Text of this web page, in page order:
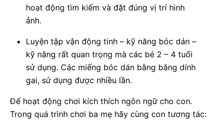
hoạt động tìm kiếm và đặt đúng vị trí hình
ảnh.
Luyện tập vận động tinh – kỹ năng bóc dán –
kỹ năng rất quan trọng mà các bé 2 – 4 tuổi
sử dụng. Các miếng bóc dán bằng băng dính
gai, sử dụng được nhiều lần.
Để hoạt động chơi kích thích ngôn ngữ cho con.
Trong quá trình chơi ba mẹ hãy cùng con tương tác: